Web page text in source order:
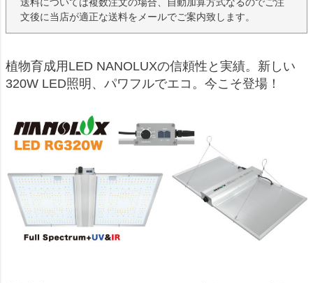
文後に当店が適正な送料をメールでご案内致します。
植物育成用LED NANOLUXの信頼性と実績。新しい
320W LED照明、パワフルでエコ。今こそ登場！